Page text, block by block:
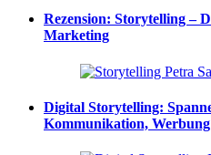
Rezension: Storytelling –
Marketing
Digital Storytelling:
Kommunikation,